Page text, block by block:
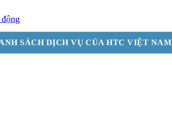
SÁCH DỊCH VỤ CỦA HTC VIỆT NAM